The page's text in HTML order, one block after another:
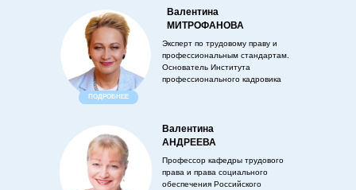
Валентина
МИТРОФАНОВА
Валентина
АНДРЕЕВА
Эксперт по трудовому праву и
профессиональным стандартам.
Основатель Института
профессионального кадровика
Профессор кафедры трудового
права и права социального
обеспечения Российского
ПОДРОБНЕЕ